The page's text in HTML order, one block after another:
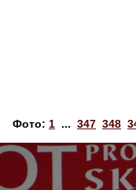
Фото: 1 ... 347 348